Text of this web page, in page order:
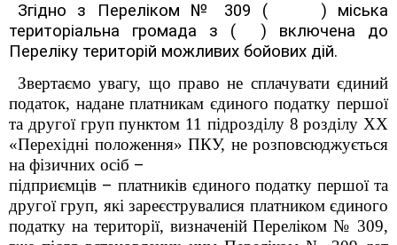
Згідно з Переліком № 309 ( ) міська
територіальна громада з ( ) включена до
Переліку територій можливих бойових дій.
Звертаємо увагу, що право не сплачувати єдиний
податок, надане платникам єдиного податку першої
та другої груп пунктом 11 підрозділу 8 розділу XX
«Перехідні положення» ПКУ, не розповсюджується
на фізичних осіб –
підприємців – платників єдиного податку першої та
другої груп, які зареєструвалися платником єдиного
податку на території, визначеній Переліком № 309,